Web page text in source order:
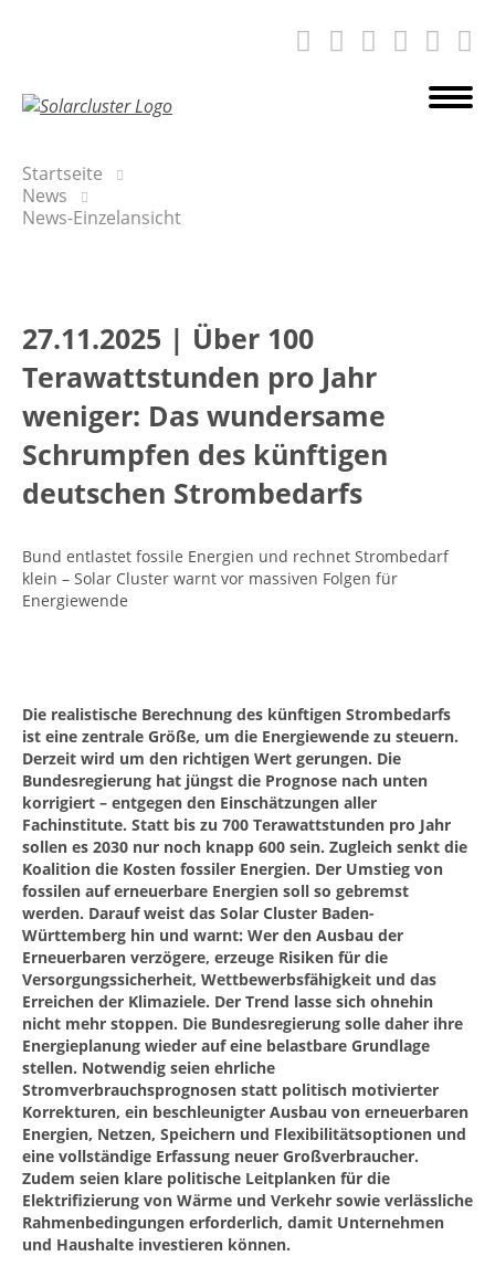
Startseite
News
News-Einzelansicht
27.11.2025 | Über 100
Terawattstunden pro Jahr
weniger: Das wundersame
Schrumpfen des künftigen
deutschen Strombedarfs
Bund entlastet fossile Energien und rechnet Strombedarf
klein – Solar Cluster warnt vor massiven Folgen für
Energiewende
Die realistische Berechnung des künftigen Strombedarfs
ist eine zentrale Größe, um die Energiewende zu steuern.
Derzeit wird um den richtigen Wert gerungen. Die
Bundesregierung hat jüngst die Prognose nach unten
korrigiert – entgegen den Einschätzungen aller
Fachinstitute. Statt bis zu 700 Terawattstunden pro Jahr
sollen es 2030 nur noch knapp 600 sein. Zugleich senkt die
Koalition die Kosten fossiler Energien. Der Umstieg von
fossilen auf erneuerbare Energien soll so gebremst
werden. Darauf weist das Solar Cluster Baden-
Württemberg hin und warnt: Wer den Ausbau der
Erneuerbaren verzögere, erzeuge Risiken für die
Versorgungssicherheit, Wettbewerbsfähigkeit und das
Erreichen der Klimaziele. Der Trend lasse sich ohnehin
nicht mehr stoppen. Die Bundesregierung solle daher ihre
Energieplanung wieder auf eine belastbare Grundlage
stellen. Notwendig seien ehrliche
Stromverbrauchsprognosen statt politisch motivierter
Korrekturen, ein beschleunigter Ausbau von erneuerbaren
Energien, Netzen, Speichern und Flexibilitätsoptionen und
eine vollständige Erfassung neuer Großverbraucher.
Zudem seien klare politische Leitplanken für die
Elektrifizierung von Wärme und Verkehr sowie verlässliche
Rahmenbedingungen erforderlich, damit Unternehmen
und Haushalte investieren können.